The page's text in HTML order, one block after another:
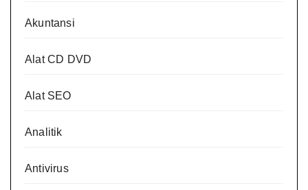
Akuntansi
Alat CD DVD
Alat SEO
Analitik
Antivirus